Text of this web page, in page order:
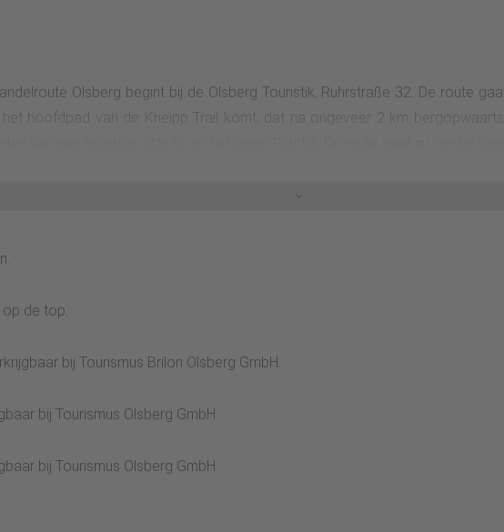
Olsberg begint bij de Olsberg Touristik, Ruhrstraße 32. De route
hoofdpad van de Kneipp Trail komt, dat na ongeveer 2 km
de Voßbach trappelplaats, waar je je voeten kunt verfrissen volgens
op de top.
bij Tourismus Brilon Olsberg GmbH.
bij Tourismus Olsberg GmbH
bij Tourismus Olsberg GmbH